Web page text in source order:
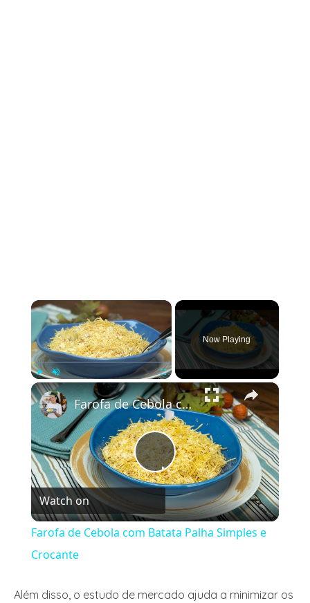
×
Play Unmute
Now Playing
×
Play
Video
Farofa de Cebola com Batata Palha Simples e Crocante
Watch on
Farofa de Cebola com Batata Palha Simples e
Crocante
Além disso, o estudo de mercado ajuda a minimizar os